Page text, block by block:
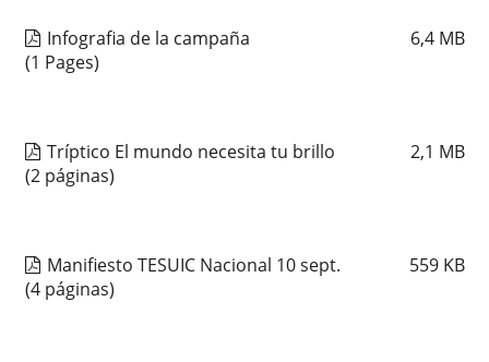
Infografia de la campaña 6,4 MB
(1 Pages)
Tríptico El mundo necesita tu brillo 2,1 MB
(2 páginas)
Manifiesto TESUIC Nacional 10 sept. 559 KB
(4 páginas)